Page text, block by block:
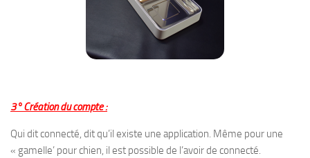
3° Création du compte :
Qui dit connecté, dit qu’il existe une application. Même pour une
« gamelle’ pour chien, il est possible de l’avoir de connecté.